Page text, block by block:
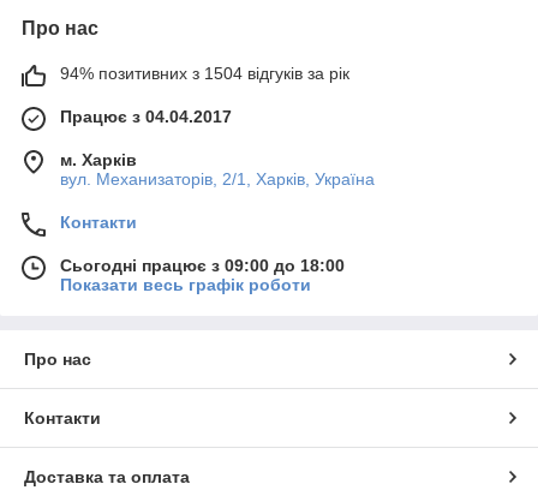
Про нас
94% позитивних з 1504 відгуків за рік
Працює з 04.04.2017
м. Харків
вул. Механизаторів, 2/1, Харків, Україна
Контакти
Сьогодні працює з 09:00 до 18:00
Показати весь графік роботи
Про нас
Контакти
Доставка та оплата